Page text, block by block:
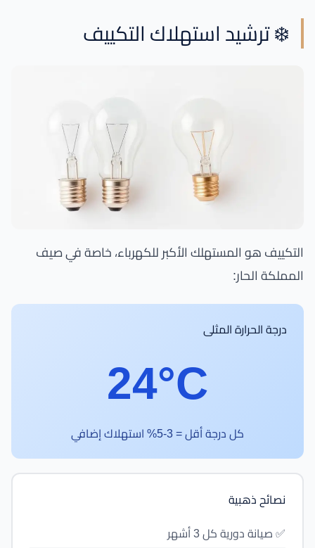
❄️ ترشيد استهلاك التكييف
التكييف هو المستهلك الأكبر للكهرباء، خاصة في صيف
المملكة الحار:
درجة الحرارة المثلى
24°C
كل درجة أقل = 3-5% استهلاك إضافي
نصائح ذهبية
✅ صيانة دورية كل 3 أشهر